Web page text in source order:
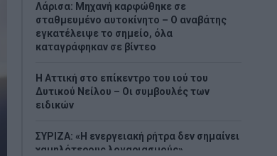
Λάρισα: Μηχανή καρφώθηκε σε
σταθμευμένο αυτοκίνητο – Ο αναβάτης
εγκατέλειψε το σημείο, όλα
καταγράφηκαν σε βίντεο
Η Αττική στο επίκεντρο του ιού του
Δυτικού Νείλου – Οι συμβουλές των
ειδικών
ΣΥΡΙΖΑ: «Η ενεργειακή ρήτρα δεν σημαίνει
χαμηλότερους λογαριασμούς»